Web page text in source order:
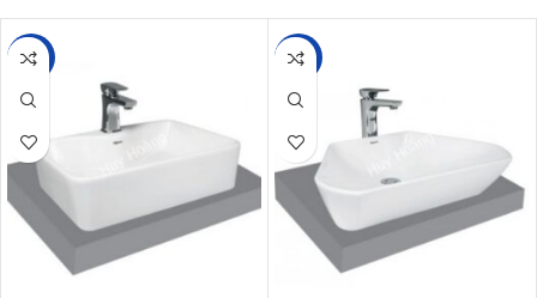
-27% -27%